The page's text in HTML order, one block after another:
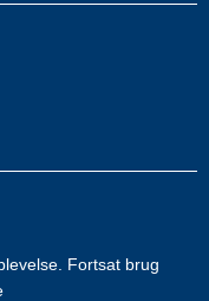
Fortsat brug